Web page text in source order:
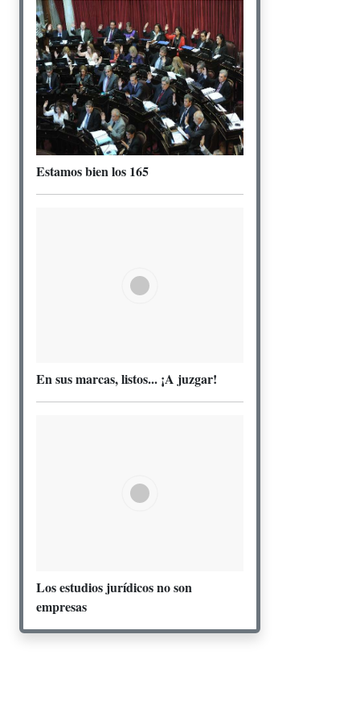
Estamos bien los 165
En sus marcas, listos... ¡A juzgar!
Los estudios jurídicos no son
empresas